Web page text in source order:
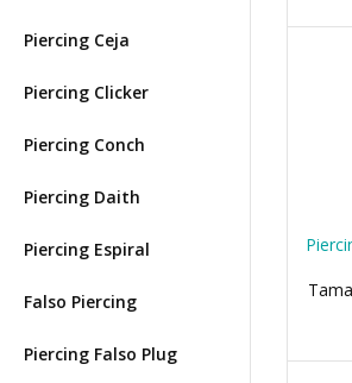
Piercing Ceja
Piercing Clicker
Piercing Conch
Piercing Daith
Piercing Espiral
Falso Piercing
Piercing Falso Plug